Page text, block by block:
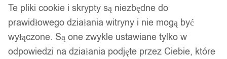
Te pliki cookie i skrypty są niezbędne do
prawidłowego działania witryny i nie mogą być
wyłączone. Są one zwykle ustawiane tylko w
odpowiedzi na działania podjęte przez Ciebie, które